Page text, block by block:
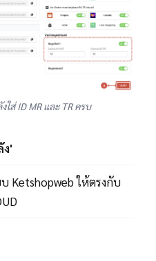
ส่ ID MR และ TR ครบ
ง'
Ketshopweb ให้ตรงกับ